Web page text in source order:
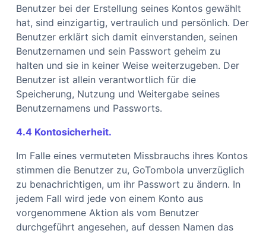
Benutzer bei der Erstellung seines Kontos gewählt
hat, sind einzigartig, vertraulich und persönlich. Der
Benutzer erklärt sich damit einverstanden, seinen
Benutzernamen und sein Passwort geheim zu
halten und sie in keiner Weise weiterzugeben. Der
Benutzer ist allein verantwortlich für die
Speicherung, Nutzung und Weitergabe seines
Benutzernamens und Passworts.
4.4 Kontosicherheit.
Im Falle eines vermuteten Missbrauchs ihres Kontos
stimmen die Benutzer zu, GoTombola unverzüglich
zu benachrichtigen, um ihr Passwort zu ändern. In
jedem Fall wird jede von einem Konto aus
vorgenommene Aktion als vom Benutzer
durchgeführt angesehen, auf dessen Namen das